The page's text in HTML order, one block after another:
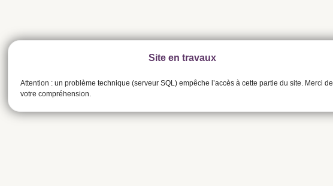
Site en travaux
Attention : un problème technique (serveur SQL) empêche l’accès à cette partie du site. Merci de
votre compréhension.